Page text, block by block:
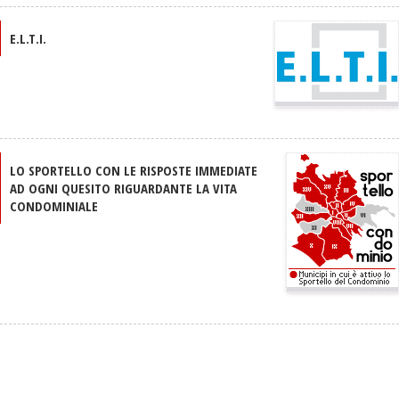
E.L.T.I.
LO SPORTELLO CON LE RISPOSTE IMMEDIATE
AD OGNI QUESITO RIGUARDANTE LA VITA
CONDOMINIALE